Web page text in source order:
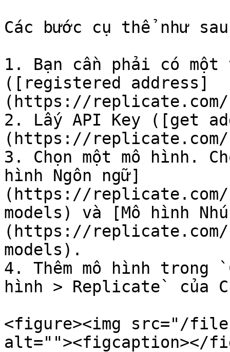
Các bước cụ thể như
1. Bạn cần phải có
([registered address]
(https://
2. Lấy API Key ([get
(https://
3. Chọn một mô hình.
hình Ngôn ngữ]
(https://
models) và [Mô hình
(https://replicate.com/
models).
4. Thêm mô hình trong
hình > Replicate` của
<figure><img src="/files/
alt=""><figcaption></